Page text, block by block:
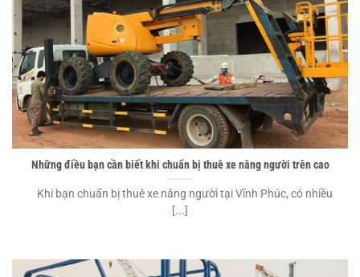
Những điều bạn cần biết khi chuẩn bị thuê xe nâng người trên cao
Khi bạn chuẩn bị thuê xe nâng người tại Vĩnh Phúc, có nhiều
[...]